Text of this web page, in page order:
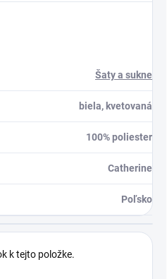
Šaty a sukne
biela, kvetovaná
100% poliester
Catherine
Poľsko
k tejto položke.